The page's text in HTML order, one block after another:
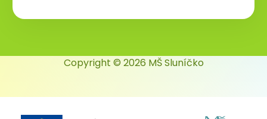
Copyright © 2026 MŠ Sluníčko